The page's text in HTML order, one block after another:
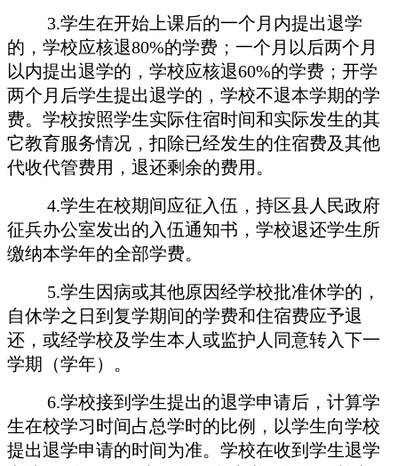
3.学生在开始上课后的一个月内提出退学
的，学校应核退80%的学费；一个月以后两个月
以内提出退学的，学校应核退60%的学费；开学
两个月后学生提出退学的，学校不退本学期的学
费。学校按照学生实际住宿时间和实际发生的其
它教育服务情况，扣除已经发生的住宿费及其他
代收代管费用，退还剩余的费用。
4.学生在校期间应征入伍，持区县人民政府
征兵办公室发出的入伍通知书，学校退还学生所
缴纳本学年的全部学费。
5.学生因病或其他原因经学校批准休学的，
自休学之日到复学期间的学费和住宿费应予退
还，或经学校及学生本人或监护人同意转入下一
学期（学年）。
6.学校接到学生提出的退学申请后，计算学
生在校学习时间占总学时的比例，以学生向学校
提出退学申请的时间为准。学校在收到学生退学